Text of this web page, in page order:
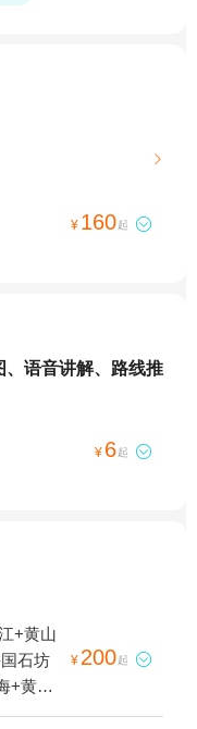

¥ 160起 
、语音讲解、路线推
¥ 6起 
+黄山
石坊
+黄山
老街
¥ 200起 